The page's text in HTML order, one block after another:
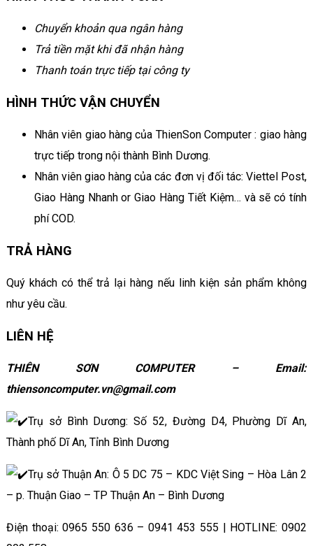
Chuyển khoản qua ngân hàng
Trả tiền mặt khi đã nhận hàng
Thanh toán trực tiếp tại công ty
HÌNH THỨC VẬN CHUYỂN
Nhân viên giao hàng của ThienSon Computer : giao hàng
trực tiếp trong nội thành Bình Dương.
Nhân viên giao hàng của các đơn vị đối tác: Viettel Post,
Giao Hàng Nhanh or Giao Hàng Tiết Kiệm… và sẽ có tính
phí COD.
TRẢ HÀNG
Quý khách có thể trả lại hàng nếu linh kiện sản phẩm không
như yêu cầu.
LIÊN HỆ
THIÊN SƠN COMPUTER – Email:
thiensoncomputer.vn@gmail.com
Trụ sở Bình Dương: Số 52, Đường D4, Phường Dĩ An,
Thành phố Dĩ An, Tỉnh Bình Dương
Trụ sở Thuận An: Ô 5 DC 75 – KDC Việt Sing – Hòa Lân 2
– p. Thuận Giao – TP Thuận An – Bình Dương
Điện thoại: 0965 550 636 – 0941 453 555 | HOTLINE: 0902